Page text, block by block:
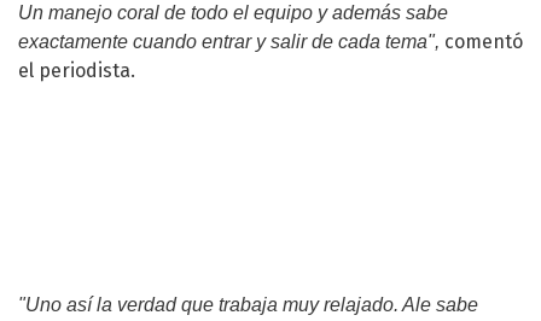
Un manejo coral de todo el equipo y además sabe
exactamente cuando entrar y salir de cada tema", comentó
el periodista.
"Uno así la verdad que trabaja muy relajado. Ale sabe